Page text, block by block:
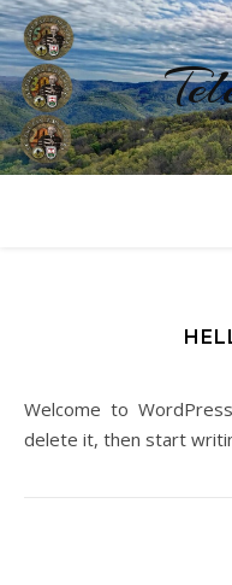
Welcome to WordPress. This is your first post. Edit or
delete it, then start